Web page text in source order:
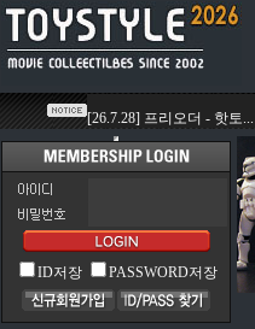
ID저장 PASSWORD저장